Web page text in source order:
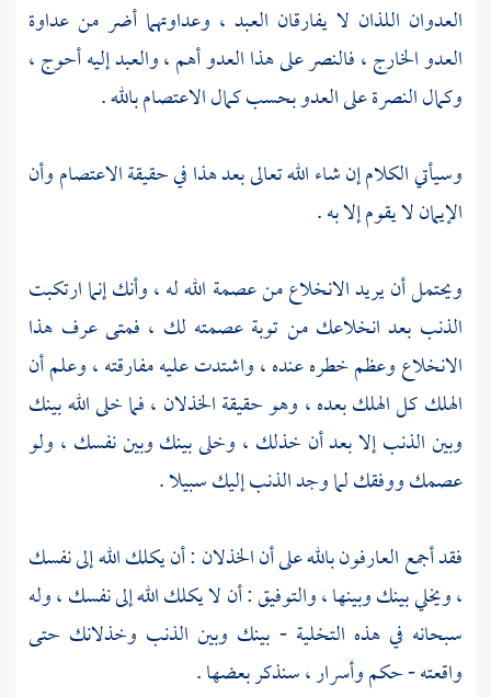
العدوان اللذان لا يفارقان العبد ، وعداوتهما أضر من عداوة
العدو الخارج ، فالنصر على هذا العدو أهم ، والعبد إليه أحوج ،
وكمال النصرة على العدو بحسب كمال الاعتصام بالله .
وسيأتي الكلام إن شاء الله تعالى بعد هذا في حقيقة الاعتصام وأن
الإيمان لا يقوم إلا به .
ويحتمل أن يريد الانخلاع من عصمة الله له ، وأنك إنما ارتكبت
الذنب بعد انخلاعك من توبة عصمته لك ، فمتى عرف هذا
الانخلاع وعظم خطره عنده ، واشتدت عليه مفارقته ، وعلم أن
الهلك كل الهلك بعده ، وهو حقيقة الخذلان ، فما خلى الله بينك
وبين الذنب إلا بعد أن خذلك ، وخلى بينك وبين نفسك ، ولو
عصمك ووفقك لما وجد الذنب إليك سبيلا .
فقد أجمع العارفون بالله على أن الخذلان : أن يكلك الله إلى نفسك
، ويخلي بينك وبينها ، والتوفيق : أن لا يكلك الله إلى نفسك ، وله
سبحانه في هذه التخلية - بينك وبين الذنب وخذلانك حتى
واقعته - حكم وأسرار ، سنذكر بعضها .